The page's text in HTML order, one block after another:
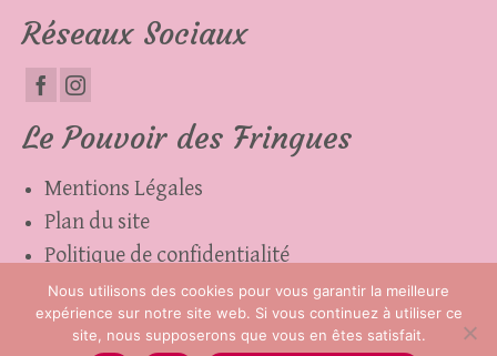
Réseaux Sociaux
Le Pouvoir des Fringues
Mentions Légales
Plan du site
Politique de confidentialité
Cgv
Nous utilisons des cookies pour vous garantir la meilleure
expérience sur notre site web. Si vous continuez à utiliser ce
site, nous supposerons que vous en êtes satisfait.